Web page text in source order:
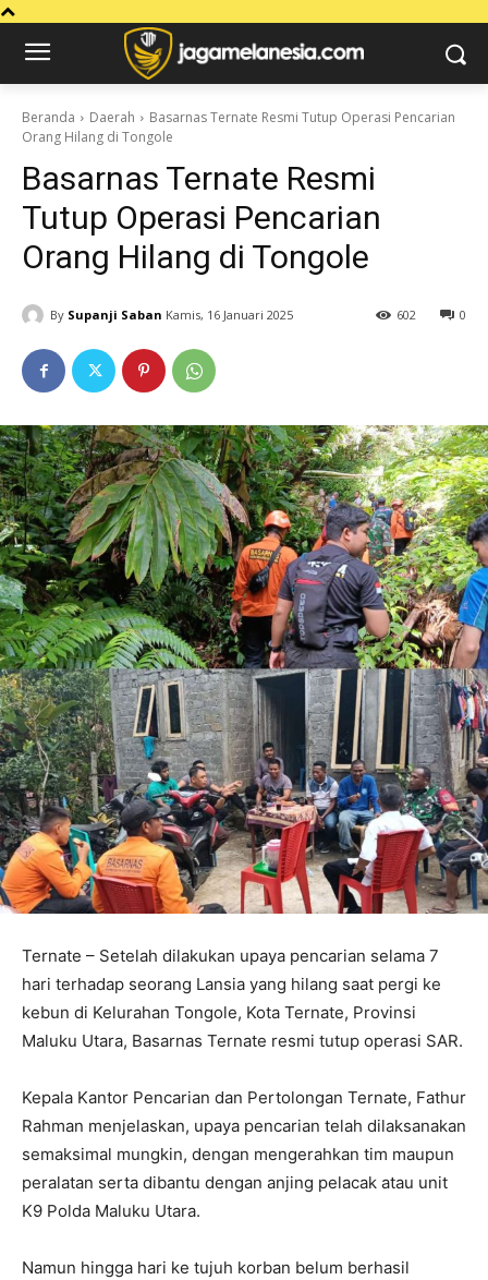
Beranda Daerah
Basarnas Ternate Resmi Tutup Operasi Pencarian
Orang Hilang di Tongole
Basarnas Ternate Resmi
Tutup Operasi Pencarian
Orang Hilang di Tongole
By Supanji Saban Kamis, 16 Januari 2025 0
602
Ternate – Setelah dilakukan upaya pencarian selama 7
hari terhadap seorang Lansia yang hilang saat pergi ke
kebun di Kelurahan Tongole, Kota Ternate, Provinsi
Maluku Utara, Basarnas Ternate resmi tutup operasi SAR.
Kepala Kantor Pencarian dan Pertolongan Ternate, Fathur
Rahman menjelaskan, upaya pencarian telah dilaksanakan
semaksimal mungkin, dengan mengerahkan tim maupun
peralatan serta dibantu dengan anjing pelacak atau unit
K9 Polda Maluku Utara.
Namun hingga hari ke tujuh korban belum berhasil